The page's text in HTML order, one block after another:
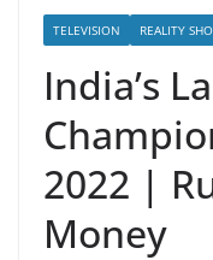
TELEVISION REALITY
India’s
2022 |
Money